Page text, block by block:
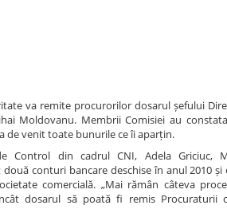
va remite procurorilor dosarul șefului
Moldovanu. Membrii Comisiei au
de venit toate bunurile ce îi aparțin.
Control din cadrul CNI, Adela Griciuc,
conturi bancare deschise în anul 2010 și
comercială. „Mai rămân câteva
dosarul să poată fi remis Procuraturii